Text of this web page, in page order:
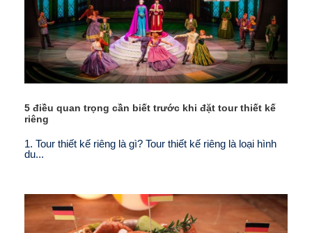
5 điều quan trọng cần biết trước khi đặt tour thiết kế
riêng
1. Tour thiết kế riêng là gì? Tour thiết kế riêng là loại hình
du...